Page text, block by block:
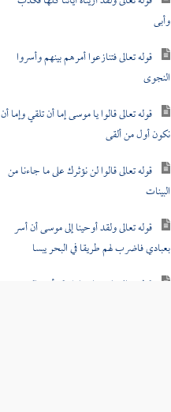
وأبى
قوله تعالى فتنازعوا أمرهم بينهم وأسروا
النجوى
قوله تعالى قالوا يا موسى إما أن تلقي وإما أن
نكون أول من ألقى
قوله تعالى قالوا لن نؤثرك على ما جاءنا من
البينات
قوله تعالى ولقد أوحينا إلى موسى أن أسر
بعبادي فاضرب لهم طريقا في البحر يبسا
قوله تعالى يا بني إسرائيل قد أنجيناكم من